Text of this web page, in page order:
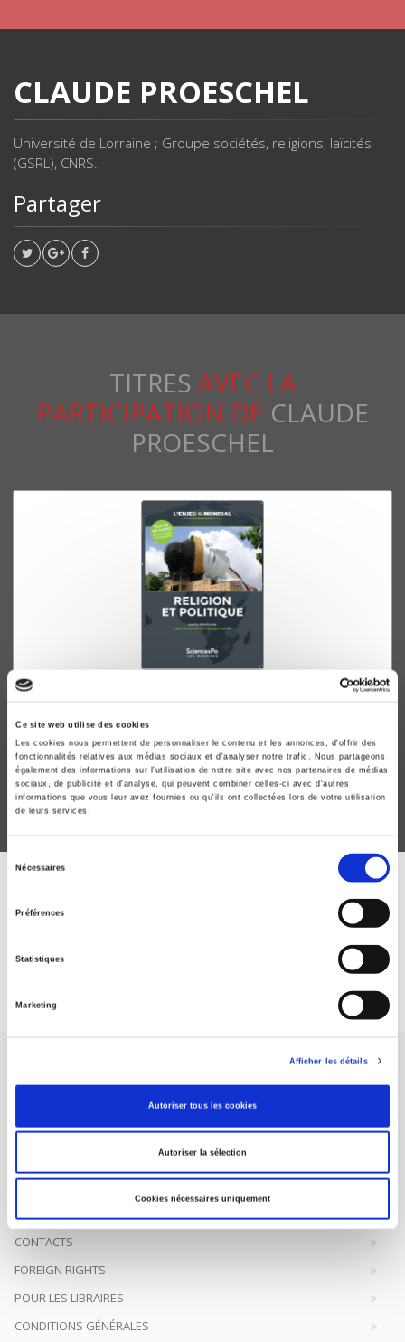
Ce site web utilise des cookies
Les cookies nous permettent de personnaliser le contenu et les annonces, d'offrir des
fonctionnalités relatives aux médias sociaux et d'analyser notre trafic. Nous partageons
également des informations sur l'utilisation de notre site avec nos partenaires de médias
sociaux, de publicité et d'analyse, qui peuvent combiner celles-ci avec d'autres
informations que vous leur avez fournies ou qu'ils ont collectées lors de votre utilisation
de leurs services.
Sélection
Nécessaires
Préférences
Statistiques
Marketing
Afficher les détails
Autoriser tous les cookies
Autoriser la sélection
Cookies nécessaires uniquement
CLAUDE PROESCHEL
Université de Lorraine ; Groupe sociétés, religions, laïcités
(GSRL), CNRS.
Partager
TITRES AVEC LA
PARTICIPATION DE CLAUDE
PROESCHEL
L'Enjeu mondial. Religion & politique
Alain Dieckhoff, Philippe Portier
ABONNEZ-VOUS À NOS
Maison d'édition dédiée aux sciences humaines et sociales, les
à la transmission des savoirs et des idéescontinuer
CONTACTS
FOREIGN RIGHTS
POUR LES LIBRAIRES
CONDITIONS GÉNÉRALES